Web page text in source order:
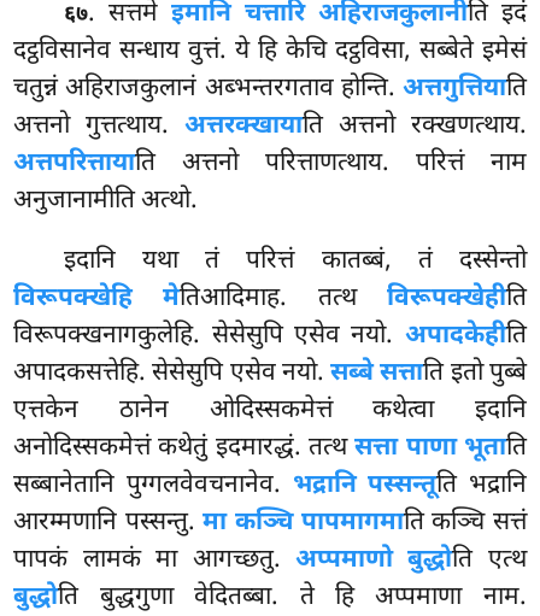
६७. सत्तमे इमानि चत्तारि अहिराजकुलानीति इदं
दट्ठविसानेव सन्धाय वुत्तं. ये हि केचि दट्ठविसा, सब्बेते इमेसं
चतुन्नं अहिराजकुलानं अब्भन्तरगताव होन्ति. अत्तगुत्तियाति
अत्तनो गुत्तत्थाय. अत्तरक्खायाति अत्तनो रक्खणत्थाय.
अत्तपरित्तायाति अत्तनो परित्ताणत्थाय. परित्तं नाम
अनुजानामीति अत्थो.
इदानि यथा तं परित्तं कातब्बं, तं दस्सेन्तो
विरूपक्खेहि मेतिआदिमाह. तत्थ विरूपक्खेहीति
विरूपक्खनागकुलेहि. सेसेसुपि एसेव नयो. अपादकेहीति
अपादकसत्तेहि. सेसेसुपि एसेव नयो.सब्बे सत्ताति इतो पुब्बे
एत्तकेन ठानेन ओदिस्सकमेत्तं कथेत्वा इदानि
अनोदिस्सकमेत्तं कथेतुं इदमारद्धं. तत्थसत्ता पाणा भूताति
सब्बानेतानि पुग्गलवेवचनानेव. भद्रानि पस्सन्तूति भद्रानि
आरम्मणानि पस्सन्तु.मा कञ्चि पापमागमाति कञ्चि सत्तं
पापकं लामकं मा आगच्छतु. अप्पमाणो बुद्धोति एत्थ
बुद्धोति बुद्धगुणा वेदितब्बा. ते हि अप्पमाणा नाम.